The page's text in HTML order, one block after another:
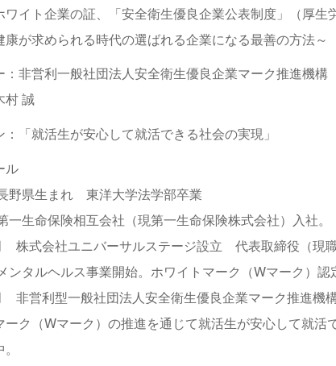
ワイト企業の証、「安全衛生優良企業公表制度」（厚生
康が求められる時代の選ばれる企業になる最善の方法～
非営利一般社団法人安全衛生優良企業マーク推進機構
誠
：「就活生が安心して就活できる社会の実現」
ル
県生まれ 東洋大学法学部卒業
生命保険相互会社（現第一生命保険株式会社）入社。
株式会社ユニバーサルステージ設立 代表取締役（現職
タルヘルス事業開始。ホワイトマーク（Wマーク）認
非営利型一般社団法人安全衛生優良企業マーク推進機
ーク（Wマーク）の推進を通じて就活生が安心して就